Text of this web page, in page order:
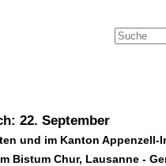
22. September
und im Kanton Appenzell-
Bistum Chur, Lausanne -